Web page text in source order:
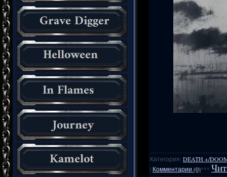
Категория: DEATH +/
| Комментарии (0)***